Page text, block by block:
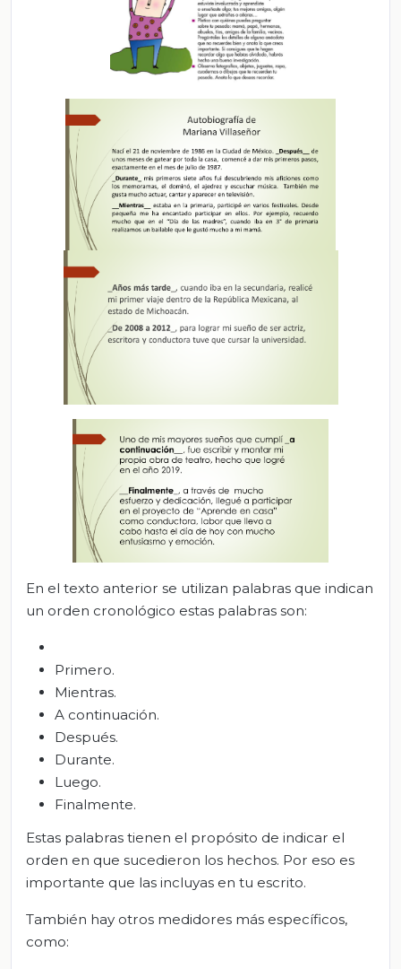
En el texto anterior se utilizan palabras que indican
un orden cronológico estas palabras son:
Primero.
Mientras.
A continuación.
Después.
Durante.
Luego.
Finalmente.
Estas palabras tienen el propósito de indicar el
orden en que sucedieron los hechos. Por eso es
importante que las incluyas en tu escrito.
También hay otros medidores más específicos,
como: